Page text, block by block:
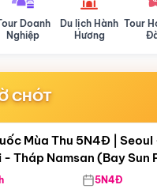
Doanh
Nghiệp
Du lịch Hành
Hương
Tour
CHÓT
Airways
Mùa Thu 5N4Đ |
Tháp Namsan (Bay Sun
5N4Đ